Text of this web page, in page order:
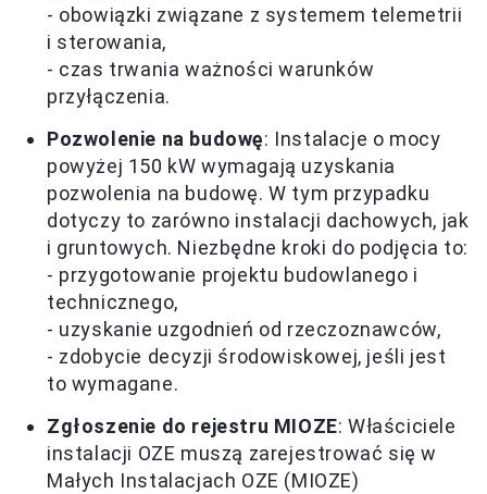
- obowiązki związane z systemem telemetrii
i sterowania,
- czas trwania ważności warunków
przyłączenia.
Pozwolenie na budowę: Instalacje o mocy
powyżej 150 kW wymagają uzyskania
pozwolenia na budowę. W tym przypadku
dotyczy to zarówno instalacji dachowych, jak
i gruntowych. Niezbędne kroki do podjęcia to:
- przygotowanie projektu budowlanego i
technicznego,
- uzyskanie uzgodnień od rzeczoznawców,
- zdobycie decyzji środowiskowej, jeśli jest
to wymagane.
Zgłoszenie do rejestru MIOZE: Właściciele
instalacji OZE muszą zarejestrować się w
Małych Instalacjach OZE (MIOZE)